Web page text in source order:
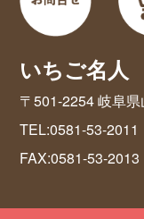
いちご名人
〒501-2254 岐阜
TEL:0581-53-2011
FAX:0581-53-2013